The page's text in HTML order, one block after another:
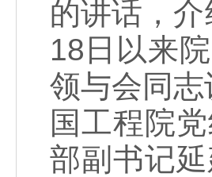
的讲话，
18日以来
领与会同
国工程院
部副书记